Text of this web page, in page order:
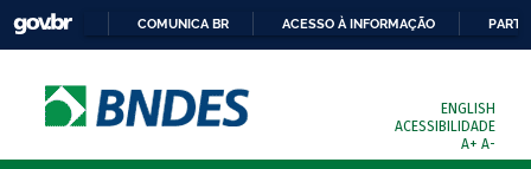
COMUNICA BR ACESSO À INFORMAÇÃO
ENGLISH
ACESSIBILIDADE
A+ A-